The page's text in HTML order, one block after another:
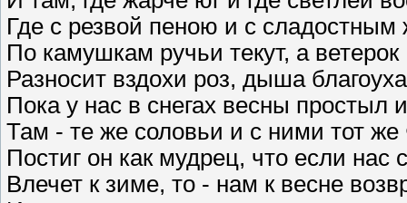
Где с резвой пеною и с сладостным
По камушкам ручьи текут, а ветерок
Разносит вздохи роз, дыша
Пока у нас в снегах весны простыл
Там - те же соловьи и с ними тот же
Постиг он как мудрец, что если нас
Влечет к зиме, то - нам к весне